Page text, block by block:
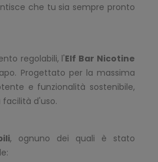
che tu sia sempre pronto
regolabili, l'Elf Bar Nicotine
Progettato per la massima
e funzionalità sostenibile,
d'uso.
, ognuno dei quali è stato